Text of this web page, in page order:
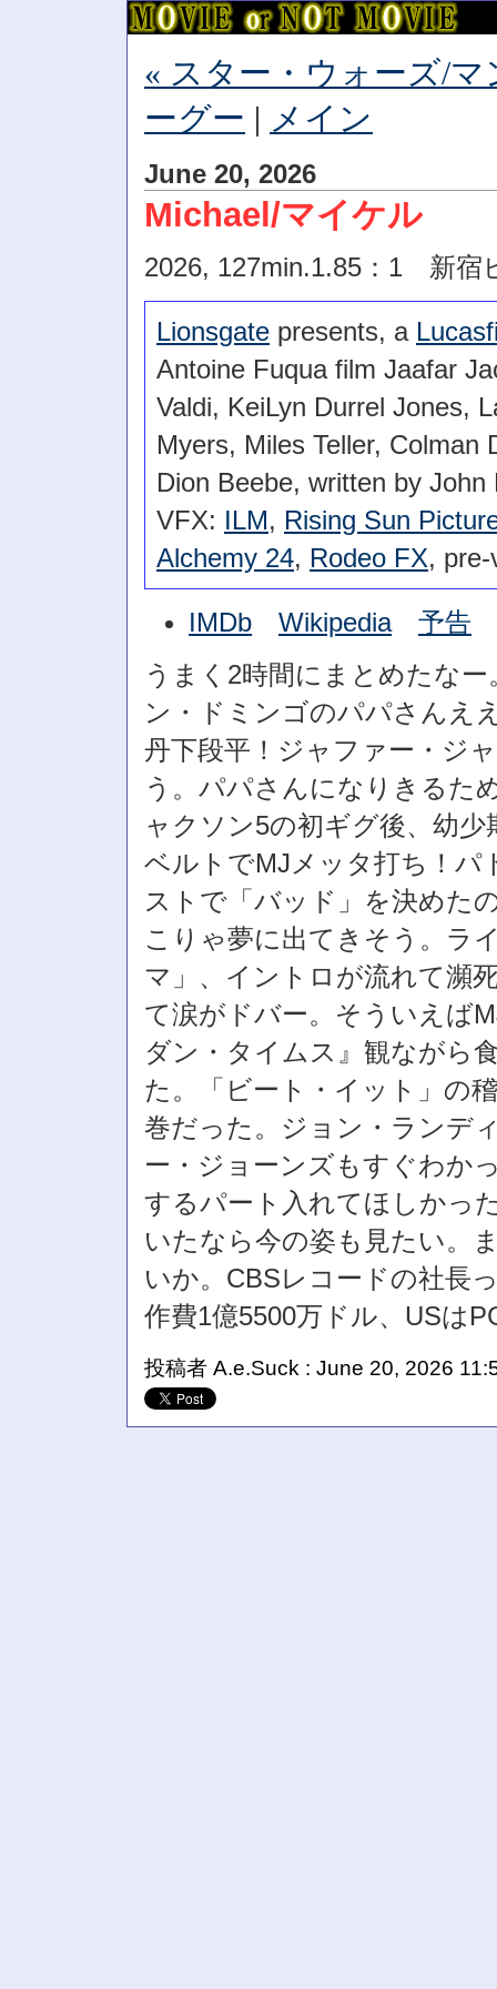
« スター・ウォーズ/
ーグー | メイン
June 20, 2026
Michael/マイケル
2026, 127min.1.85：1 新
Lionsgate presents, a
Antoine Fuqua film Jaafar
Valdi, KeiLyn Durrel Jones,
Myers, Miles Teller, Colman
Dion Beebe, written by
VFX: ILM, Rising Sun
Alchemy 24, Rodeo FX,
IMDb Wikipedia
予告
うまく2時間にまとめたな
ン・ドミンゴのパパさんえ
丹下段平！ジャファー・ジ
う。パパさんになりきるた
ャクソン5の初ギグ後、幼
ベルトでMJメッタ打ち！パ
ストで「バッド」を決めた
こりゃ夢に出てきそう。ラ
マ」、イントロが流れて瀕
て涙がドバー。そういえば
ダン・タイムス』観ながら
た。「ビート・イット」の
巻だった。ジョン・ランデ
ー・ジョーンズもすぐわか
するパート入れてほしかっ
いたなら今の姿も見たい。
いか。CBSレコードの社長
作費1億5500万ドル、USは
投稿者 A.e.Suck : June 20, 2026